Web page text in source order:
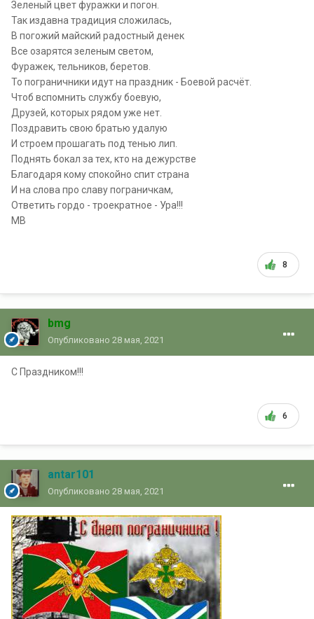
Зеленый цвет фуражки и погон.
Так издавна традиция сложилась,
В погожий майский радостный денек
Все озарятся зеленым светом,
Фуражек, тельников, беретов.
То пограничники идут на праздник - Боевой расчёт.
Чтоб вспомнить службу боевую,
Друзей, которых рядом уже нет.
Поздравить свою братью удалую
И строем прошагать под тенью лип.
Поднять бокал за тех, кто на дежурстве
Благодаря кому спокойно спит страна
И на слова про славу пограничкам,
Ответить гордо - троекратное - Ура!!!
МВ
8
bmg
Опубликовано 28 мая, 2021
С Праздником!!!
6
antar101
Опубликовано 28 мая, 2021